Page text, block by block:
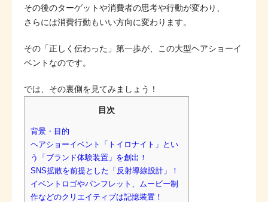
その後のターゲットや消費者の思考や行動が変わり、
さらには消費行動もいい方向に変わります。
その「正しく伝わった」第一歩が、この大型ヘアショーイ
ベントなのです。
では、その裏側を見てみましょう！
目次
背景・目的
ヘアショーイベント「トイロナイト」とい
う「ブランド体験装置」を創出！
SNS拡散を前提とした「反射導線設計」！
イベントロゴやパンフレット、ムービー制
作などのクリエイティブは記憶装置！